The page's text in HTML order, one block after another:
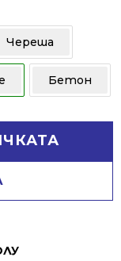
Череша
Бетон